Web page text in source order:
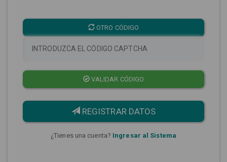
OTRO CÓDIGO
VALIDAR CÓDIGO
REGISTRAR DATOS
¿Tienes una cuenta? Ingresar al Sistema